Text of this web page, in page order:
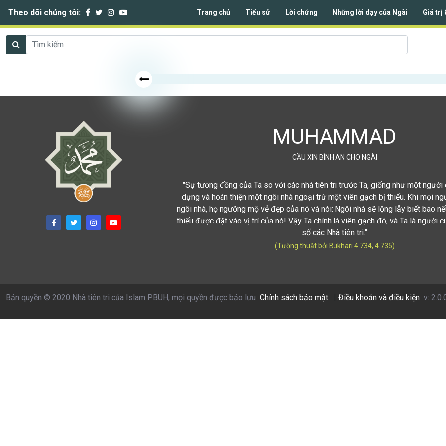
Theo dõi chúng tôi: Trang chủ Tiểu sử Lời chứng Những lời dạy của Ngài Giá trị
MUHAMMAD
CẦU XIN BÌNH AN CHO NGÀI
"Sự tương đồng của Ta so với các nhà tiên tri trước Ta, giống như một người
dựng và hoàn thiện một ngôi nhà ngoại trừ một viên gạch bị thiếu. Khi mọi
ngôi nhà, họ ngưỡng mộ vẻ đẹp của nó và nói: Ngôi nhà sẽ lộng lẫy biết bao
thiếu được đặt vào vị trí của nó! Vậy Ta chính là viên gạch đó, và Ta là người
số các Nhà tiên tri."
(Tường thuật bởi Bukhari 4.734, 4.735)
Bản quyền © 2020 Nhà tiên tri của Islam PBUH, mọi quyền được bảo lưu Chính sách bảo mật Điều khoản và điều kiện v: